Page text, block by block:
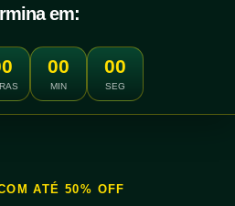
em:
00
MIN
00
SEG
ATÉ 50% OFF